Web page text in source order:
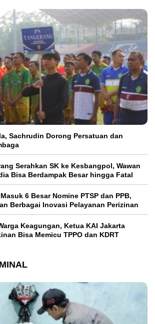
Sachrudin Dorong Persatuan dan
Serahkan SK ke Kesbangpol, Wawan
Bisa Berdampak Besar hingga Fatal
6 Besar Nomine PTSP dan PPB,
Berbagai Inovasi Pelayanan Perizinan
Keagungan, Ketua KAI Jakarta
Bisa Memicu TPPO dan KDRT